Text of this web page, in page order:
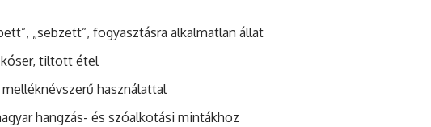
„sebzett”, fogyasztásra alkalmatlan állat
tiltott étel
melléknévszerű használattal
hangzás- és szóalkotási mintákhoz